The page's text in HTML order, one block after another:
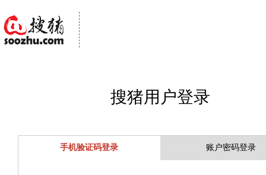
搜猪用户登录
手机验证码登录 账户密码登录